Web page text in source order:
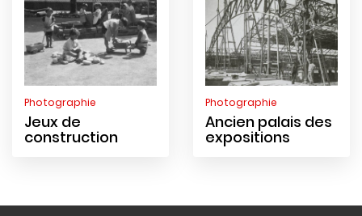
Photographie
Jeux de
construction
Photographie
Ancien palais des
expositions